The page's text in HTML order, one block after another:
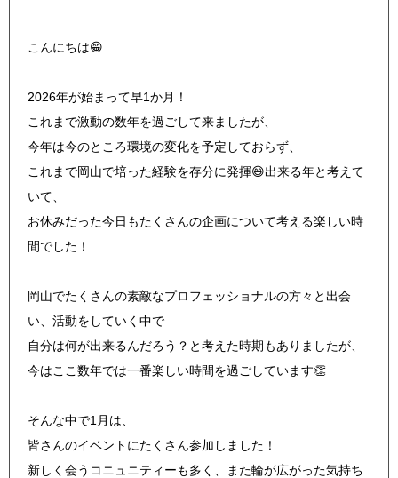
こんにちは😁
2026年が始まって早1か月！
これまで激動の数年を過ごして来ましたが、
今年は今のところ環境の変化を予定しておらず、
これまで岡山で培った経験を存分に発揮😄出来る年と考えて
いて、
お休みだった今日もたくさんの企画について考える楽しい時
間でした！
岡山でたくさんの素敵なプロフェッショナルの方々と出会
い、活動をしていく中で
自分は何が出来るんだろう？と考えた時期もありましたが、
今はここ数年では一番楽しい時間を過ごしています👏
そんな中で1月は、
皆さんのイベントにたくさん参加しました！
新しく会うコニュニティーも多く、また輪が広がった気持ち